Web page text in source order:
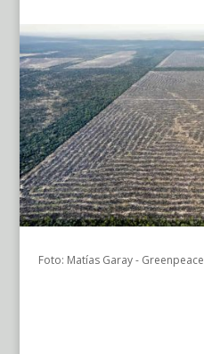
Foto: Matías Garay - Greenpeace